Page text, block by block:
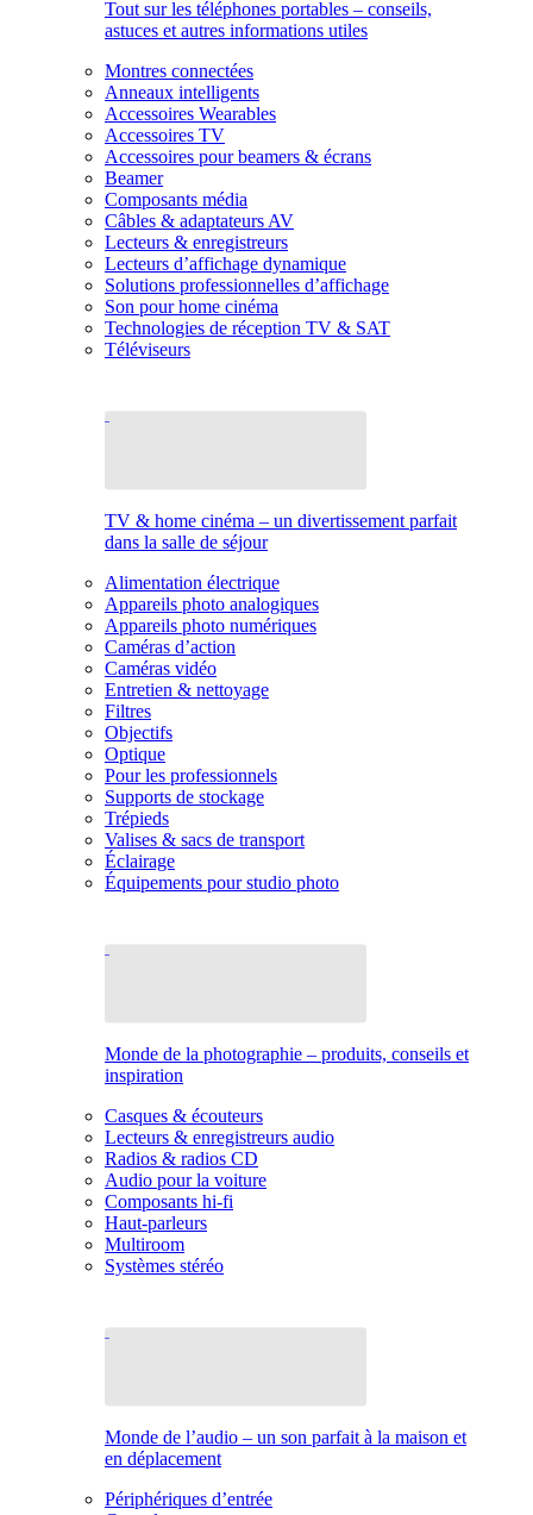
Tout sur les téléphones portables – conseils,
astuces et autres informations utiles
Montres connectées
Anneaux intelligents
Accessoires Wearables
Accessoires TV
Accessoires pour beamers & écrans
Beamer
Composants média
Câbles & adaptateurs AV
Lecteurs & enregistreurs
Lecteurs d’affichage dynamique
Solutions professionnelles d’affichage
Son pour home cinéma
Technologies de réception TV & SAT
Téléviseurs
TV & home cinéma – un divertissement parfait
dans la salle de séjour
Alimentation électrique
Appareils photo analogiques
Appareils photo numériques
Caméras d’action
Caméras vidéo
Entretien & nettoyage
Filtres
Objectifs
Optique
Pour les professionnels
Supports de stockage
Trépieds
Valises & sacs de transport
Éclairage
Équipements pour studio photo
Monde de la photographie – produits, conseils et
inspiration
Casques & écouteurs
Lecteurs & enregistreurs audio
Radios & radios CD
Audio pour la voiture
Composants hi-fi
Haut-parleurs
Multiroom
Systèmes stéréo
Monde de l’audio – un son parfait à la maison et
en déplacement
Périphériques d’entrée